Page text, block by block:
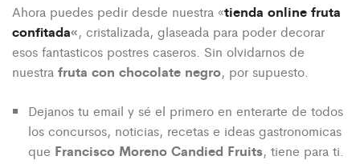
Ahora puedes pedir desde nuestra «tienda online fruta
confitada«, cristalizada, glaseada para poder decorar
esos fantasticos postres caseros. Sin olvidarnos de
nuestra fruta con chocolate negro, por supuesto.
Dejanos tu email y sé el primero en enterarte de todos
los concursos, noticias, recetas e ideas gastronomicas
que Francisco Moreno Candied Fruits, tiene para ti.